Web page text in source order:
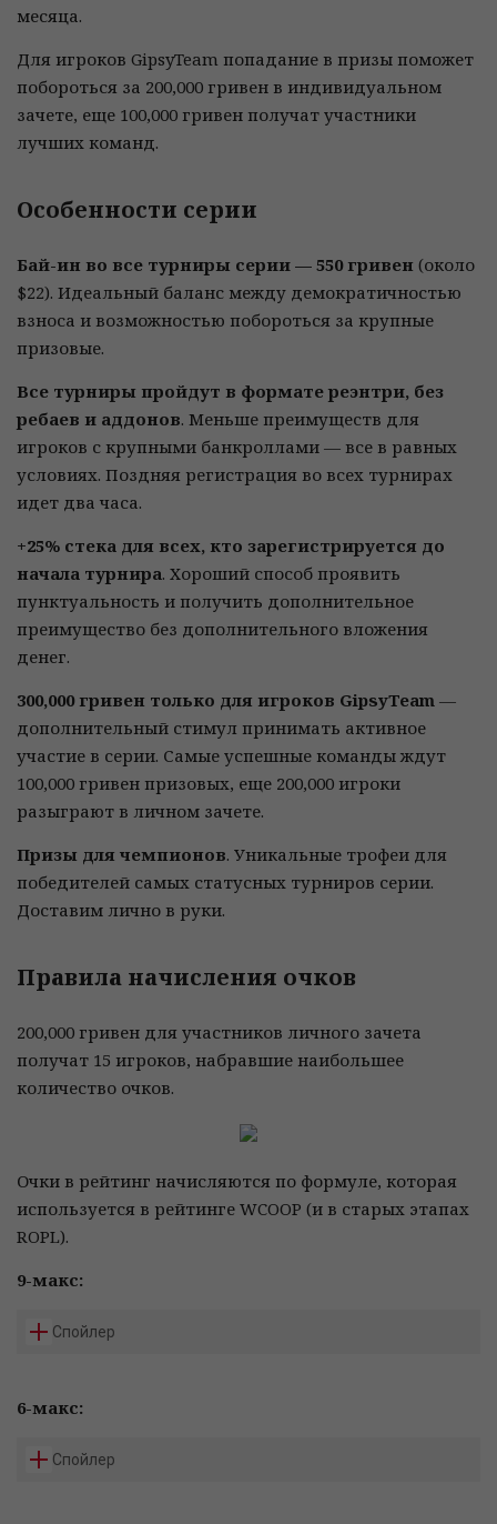
месяца.
Для игроков GipsyTeam попадание в призы поможет
побороться за 200,000 гривен в индивидуальном
зачете, еще 100,000 гривен получат участники
лучших команд.
Особенности серии
Бай-ин во все турниры серии — 550 гривен (около
$22). Идеальный баланс между демократичностью
взноса и возможностью побороться за крупные
призовые.
Все турниры пройдут в формате реэнтри, без
ребаев и аддонов. Меньше преимуществ для
игроков с крупными банкроллами — все в равных
условиях. Поздняя регистрация во всех турнирах
идет два часа.
+25% стека для всех, кто зарегистрируется до
начала турнира. Хороший способ проявить
пунктуальность и получить дополнительное
преимущество без дополнительного вложения
денег.
300,000 гривен только для игроков GipsyTeam —
дополнительный стимул принимать активное
участие в серии. Самые успешные команды ждут
100,000 гривен призовых, еще 200,000 игроки
разыграют в личном зачете.
Призы для чемпионов. Уникальные трофеи для
победителей самых статусных турниров серии.
Доставим лично в руки.
Правила начисления очков
200,000 гривен для участников личного зачета
получат 15 игроков, набравшие наибольшее
количество очков.
Очки в рейтинг начисляются по формуле, которая
используется в рейтинге WCOOP (и в старых этапах
ROPL).
9-макс:
Спойлер
6-макс:
Спойлер